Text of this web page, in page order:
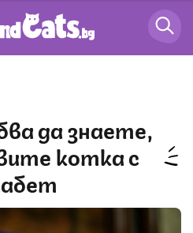
котка с